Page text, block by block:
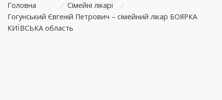
Головна / Сімейні лікарі
/
Гогунський Євгеній Петрович – сімейний лікар БОЯРКА
КИЇВСЬКА область